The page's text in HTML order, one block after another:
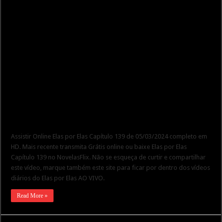
Assistir Online Elas por Elas Capítulo 139 de 05/03/2024 completo em
HD. Mais recente transmita Grátis online ou baixe Elas por Elas
Capítulo 139 no NovelasFlix. Não se esqueça de curtir e compartilhar
este vídeo, marque também este site para ficar por dentro dos vídeos
diários do Elas por Elas AO VIVO.
Read More »